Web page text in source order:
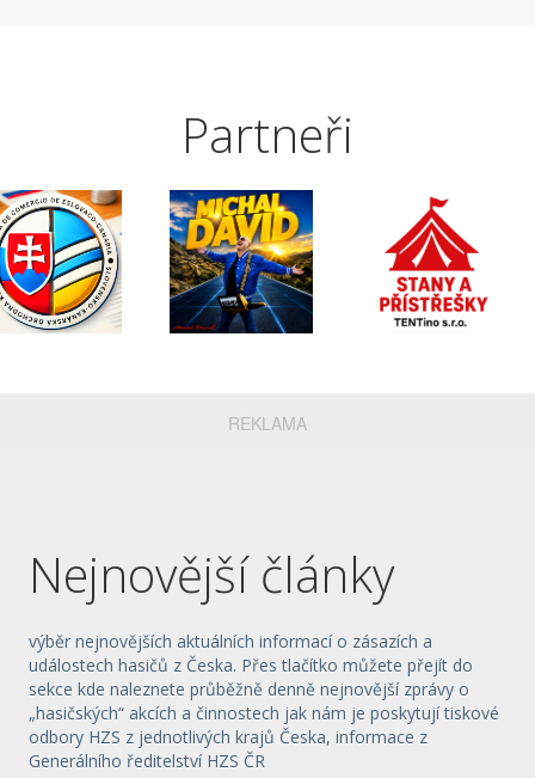
Partneři
REKLAMA
Nejnovější články
výběr nejnovějších aktuálních informací o zásazích a
událostech hasičů z Česka. Přes tlačítko můžete přejít do
sekce kde naleznete průběžně denně nejnovější zprávy o
„hasičských“ akcích a činnostech jak nám je poskytují tiskové
odbory HZS z jednotlivých krajů Česka, informace z
Generálního ředitelství HZS ČR